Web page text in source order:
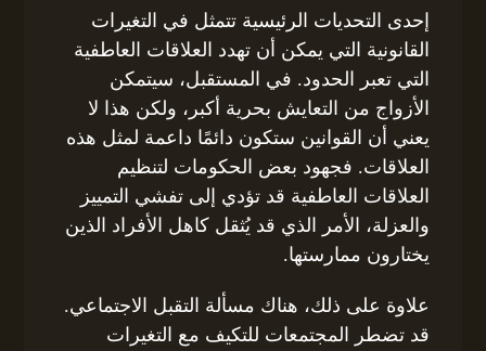
إحدى التحديات الرئيسية تتمثل في التغيرات
القانونية التي يمكن أن تهدد العلاقات العاطفية
التي تعبر الحدود. في المستقبل، سيتمكن
الأزواج من التعايش بحرية أكبر، ولكن هذا لا
يعني أن القوانين ستكون دائمًا داعمة لمثل هذه
العلاقات. فجهود بعض الحكومات لتنظيم
العلاقات العاطفية قد تؤدي إلى تفشي التمييز
والعزلة، الأمر الذي قد يُثقل كاهل الأفراد الذين
يختارون ممارستها.
علاوة على ذلك، هناك مسألة التقبل الاجتماعي.
قد تضطر المجتمعات للتكيف مع التغيرات